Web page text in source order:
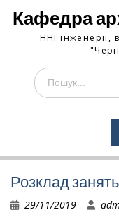
Кафедра
ННІ інженерії,
Шукати:
Розклад занять
29/11/2019